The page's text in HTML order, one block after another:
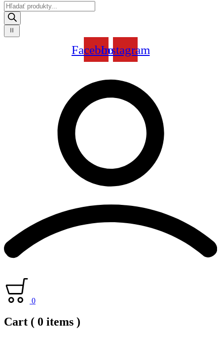
Products
search
FacebookInstagram
0
Cart ( 0 items )